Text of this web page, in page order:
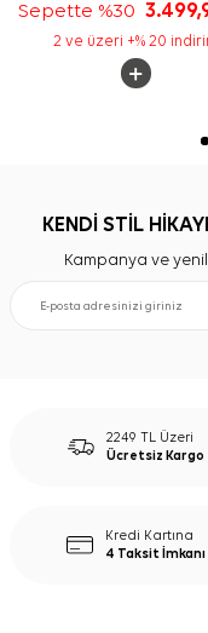
Sepette %30
2 ve üzeri +% 20
KENDİ STİL
Kampanya ve
2249 TL Üzeri
Ücretsiz Kargo
Kredi Kartına
4 Taksit İmkanı